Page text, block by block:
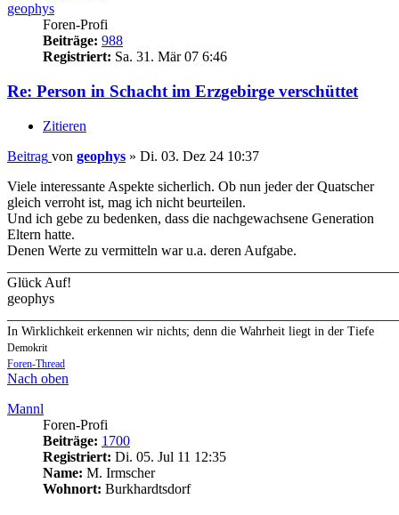
geophys
Foren-Profi
Beiträge: 988
Registriert: Sa. 31. Mär 07 6:46
Re: Person in Schacht im Erzgebirge verschüttet
Zitieren
Beitrag von geophys » Di. 03. Dez 24 10:37
Viele interessante Aspekte sicherlich. Ob nun jeder der Quatscher
gleich verroht ist, mag ich nicht beurteilen.
Und ich gebe zu bedenken, dass die nachgewachsene Generation
Eltern hatte.
Denen Werte zu vermitteln war u.a. deren Aufgabe.
Glück Auf!
geophys
In Wirklichkeit erkennen wir nichts; denn die Wahrheit liegt in der Tiefe
Demokrit
Foren-Thread
Nach oben
Mannl
Foren-Profi
Beiträge: 1700
Registriert: Di. 05. Jul 11 12:35
Name: M. Irmscher
Wohnort: Burkhardtsdorf